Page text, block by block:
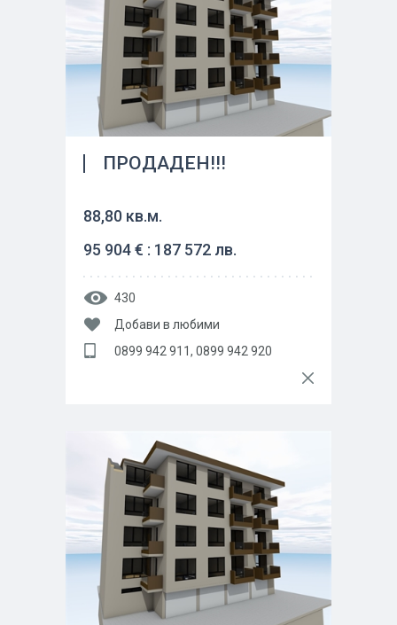
ПРОДАДЕН!!!
88,80 кв.м.
95 904 € : 187 572 лв.
430
Добави в любими
0899 942 911, 0899 942 920